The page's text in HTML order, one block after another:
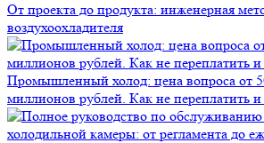
От проекта до продукта: инженерная
воздухоохладителя
Промышленный холод: цена вопроса от
миллионов рублей. Как не переплатить и